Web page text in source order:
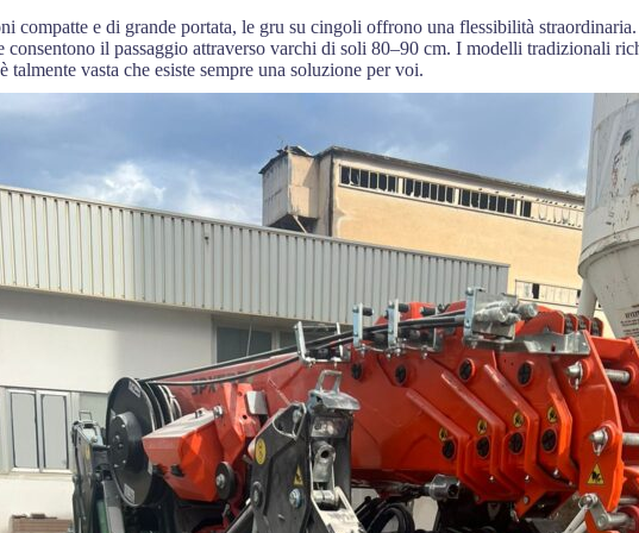
compatte e di grande portata, le gru su cingoli offrono una flessibilità
il passaggio attraverso varchi di soli 80–90 cm. I modelli tradizionali
talmente vasta che esiste sempre una soluzione per voi.